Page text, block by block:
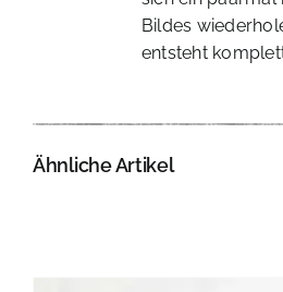
Bildes
entsteht
Ähnliche Artikel